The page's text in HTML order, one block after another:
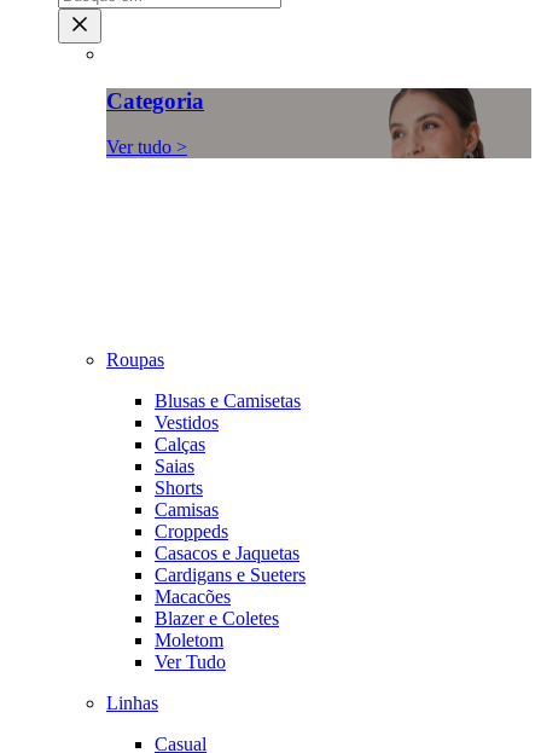
Categoria
Ver tudo >
Roupas
Blusas e Camisetas
Vestidos
Calças
Saias
Shorts
Camisas
Croppeds
Casacos e Jaquetas
Cardigans e Sueters
Macacões
Blazer e Coletes
Moletom
Ver Tudo
Linhas
Casual